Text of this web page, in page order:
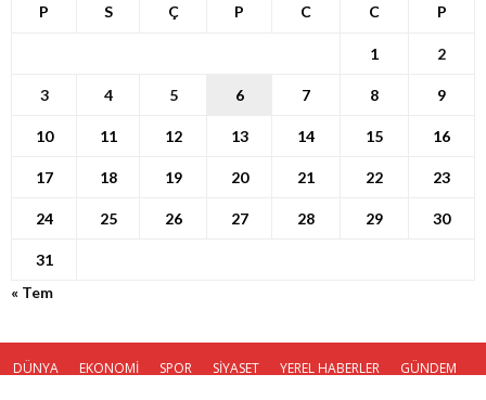
P S Ç P C C P
1 2
3 4 5 6 7 8 9
10 11 12 13 14 15 16
17 18 19 20 21 22 23
24 25 26 27 28 29 30
31
« Tem
DÜNYA EKONOMİ SPOR SİYASET YEREL HABERLER
GÜNDEM